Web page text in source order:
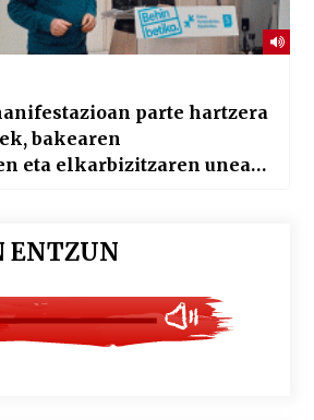
parte hartzera
bakearen
eta elkarbizitzaren unea
ENTZUN